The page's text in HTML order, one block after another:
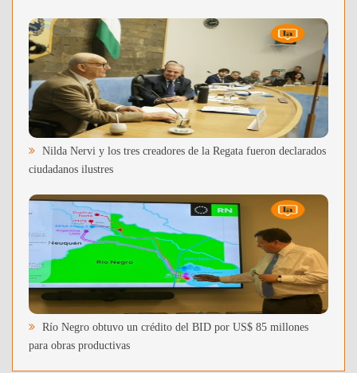
Nilda Nervi y los tres creadores de la Regata fueron declarados
ciudadanos ilustres
Río Negro obtuvo un crédito del BID por US$ 85 millones
para obras productivas